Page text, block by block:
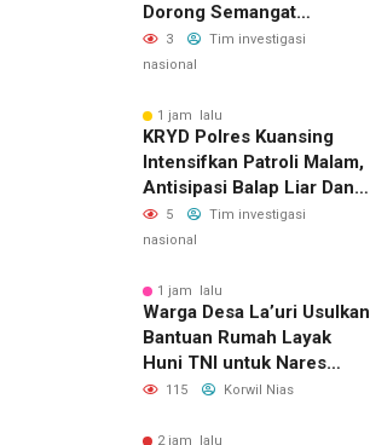
Dorong Semangat
Bersama Jaga Lingkungan
Dan Marwah Bumi Melayu
3
Tim investigasi
nasional
1 jam lalu
KRYD Polres Kuansing
Intensifkan Patroli Malam,
Antisipasi Balap Liar Dan
Gangguan Kamtibmas
5
Tim investigasi
nasional
1 jam lalu
Warga Desa La’uri Usulkan
Bantuan Rumah Layak
Huni TNI untuk Nares
Zandroto
115 Korwil Nias
2 jam lalu